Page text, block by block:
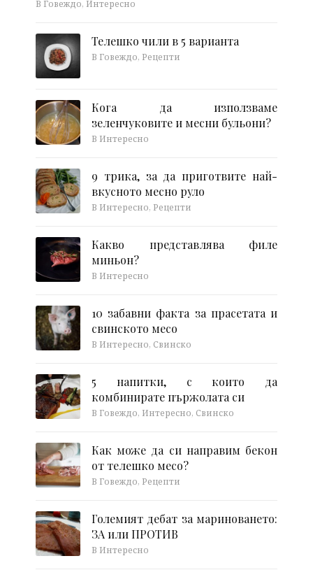
В Говеждо, Интересно
Телешко чили в 5 варианта
В Говеждо, Рецепти
Кога да използваме
зеленчуковите и месни бульони?
В Интересно
9 трика, за да приготвите най-
вкусното месно руло
В Интересно, Рецепти
Какво представлява филе
миньон?
В Интересно
10 забавни факта за прасетата и
свинското месо
В Интересно, Свинско
5 напитки, с които да
комбинирате пържолата си
В Говеждо, Интересно, Свинско
Как може да си направим бекон
от телешко месо?
В Говеждо, Рецепти
Големият дебат за мариноването:
ЗА или ПРОТИВ
В Интересно